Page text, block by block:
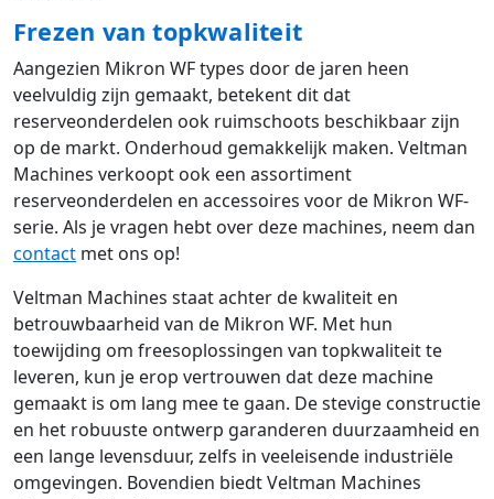
Frezen van topkwaliteit
Aangezien Mikron WF types door de jaren heen
veelvuldig zijn gemaakt, betekent dit dat
reserveonderdelen ook ruimschoots beschikbaar zijn
op de markt. Onderhoud gemakkelijk maken. Veltman
Machines verkoopt ook een assortiment
reserveonderdelen en accessoires voor de Mikron WF-
serie. Als je vragen hebt over deze machines, neem dan
contact met ons op!
Veltman Machines staat achter de kwaliteit en
betrouwbaarheid van de Mikron WF. Met hun
toewijding om freesoplossingen van topkwaliteit te
leveren, kun je erop vertrouwen dat deze machine
gemaakt is om lang mee te gaan. De stevige constructie
en het robuuste ontwerp garanderen duurzaamheid en
een lange levensduur, zelfs in veeleisende industriële
omgevingen. Bovendien biedt Veltman Machines